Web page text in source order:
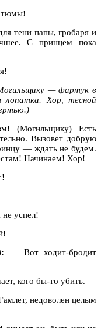
тени папы, гробаря и
С принцем пока
— фартук в
лопатка. Хор, тесной
(Могильщику) Есть
Вызовет добрую
— ждать не будем.
Начинаем! Хор!
успел!
: — Вот ходит-бродит
то убить.
целым